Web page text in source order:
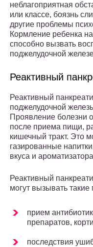
неблагоприятная
или классе, боязнь
другие проблемы
Кормление ребенка
способно вызвать
поджелудочной
Реактивный
Реактивный
поджелудочной
Проявление болезни
после приема пищи,
кишечный тракт. Это
газированные
вкуса и
Реактивный
могут вызывать такие
прием
препаратов,
последствия